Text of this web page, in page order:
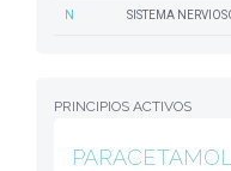
N SISTEMA
PRINCIPIOS ACTIVOS
PARACETAMOL